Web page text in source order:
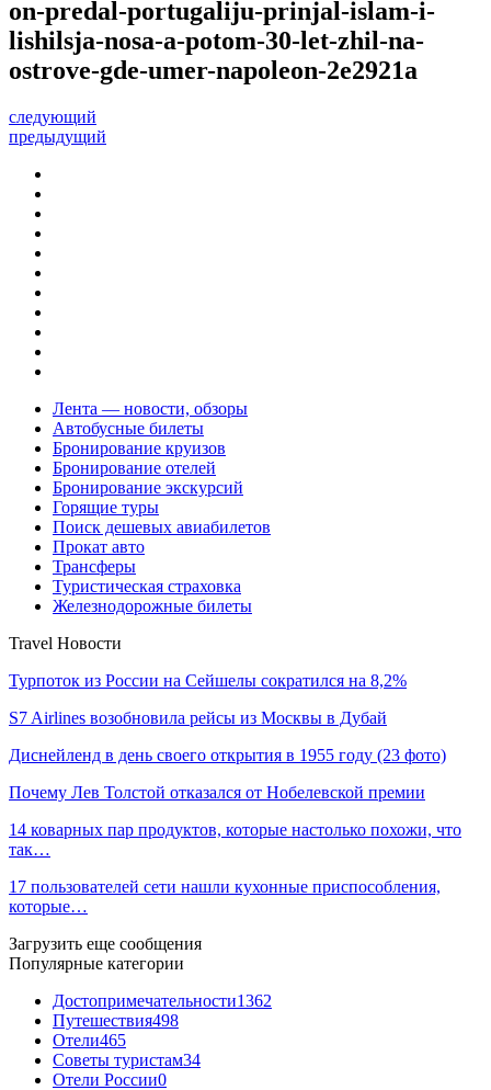
on-predal-portugaliju-prinjal-islam-i-
lishilsja-nosa-a-potom-30-let-zhil-na-
ostrove-gde-umer-napoleon-2e2921a
следующий
предыдущий
Лента — новости, обзоры
Автобусные билеты
Бронирование круизов
Бронирование отелей
Бронирование экскурсий
Горящие туры
Поиск дешевых авиабилетов
Прокат авто
Трансферы
Туристическая страховка
Железнодорожные билеты
Travel Новости
Турпоток из России на Сейшелы сократился на 8,2%
S7 Airlines возобновила рейсы из Москвы в Дубай
Диснейленд в день своего открытия в 1955 году (23 фото)
Почему Лев Толстой отказался от Нобелевской премии
14 коварных пар продуктов, которые настолько похожи, что
так…
17 пользователей сети нашли кухонные приспособления,
которые…
Загрузить еще сообщения
Популярные категории
Достопримечательности1362
Путешествия498
Отели465
Советы туристам34
Отели России0